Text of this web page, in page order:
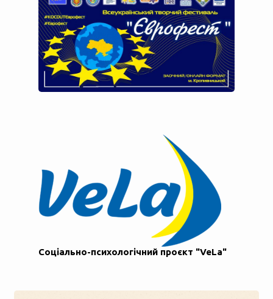
Соціально-психологічний проєкт "VeLa"